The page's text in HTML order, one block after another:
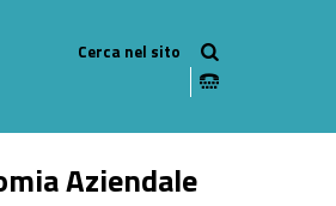
Aziendale